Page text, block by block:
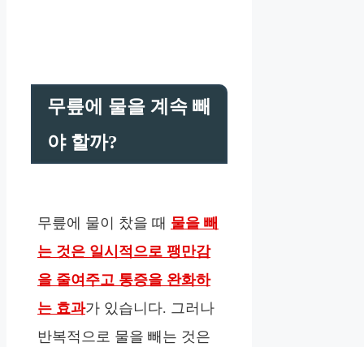
무릎에 물을 계속 빼
야 할까?
무릎에 물이 찼을 때 물을 빼
는 것은 일시적으로 팽만감
을 줄여주고 통증을 완화하
는 효과가 있습니다. 그러나
반복적으로 물을 빼는 것은